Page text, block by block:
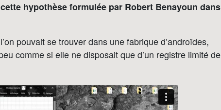
hypothèse formulée par Robert Benayoun dans
pouvait se trouver dans une fabrique d’androïdes,
comme si elle ne disposait que d’un registre limité de